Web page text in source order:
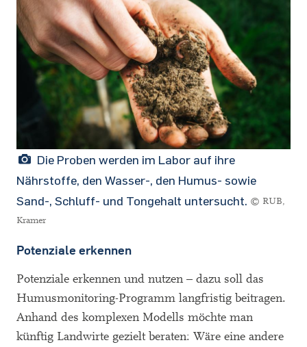
Die Proben werden im Labor auf ihre
Nährstoffe, den Wasser-, den Humus- sowie
Sand-, Schluff- und Tongehalt untersucht. © RUB,
Kramer
Potenziale erkennen
Potenziale erkennen und nutzen – dazu soll das
Humusmonitoring-Programm langfristig beitragen.
Anhand des komplexen Modells möchte man
künftig Landwirte gezielt beraten: Wäre eine andere